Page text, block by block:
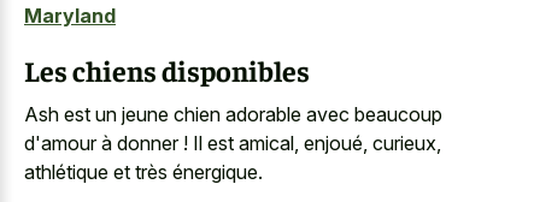
Maryland
Les chiens disponibles
Ash est un jeune chien adorable avec beaucoup
d'amour à donner ! Il est amical, enjoué, curieux,
athlétique et très énergique.